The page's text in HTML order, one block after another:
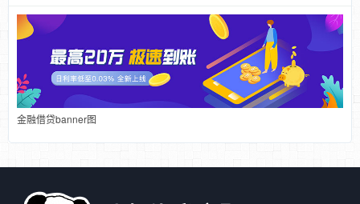
金融借贷banner图